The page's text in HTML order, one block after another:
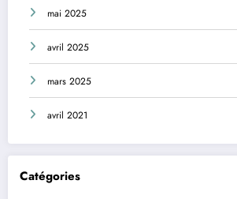
mai 2025
avril 2025
mars 2025
avril 2021
Catégories